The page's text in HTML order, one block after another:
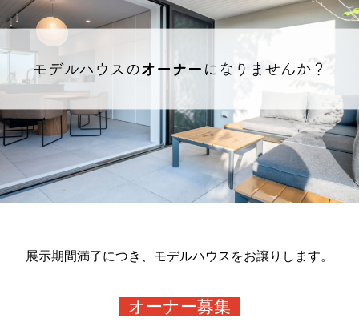
展示期間満了につき、モデルハウスをお譲りします。
オーナー募集